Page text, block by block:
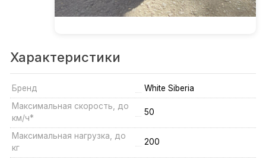
Характеристики
Бренд
White Siberia
Максимальная скорость, до
км/ч*
50
Максимальная нагрузка, до
кг
200